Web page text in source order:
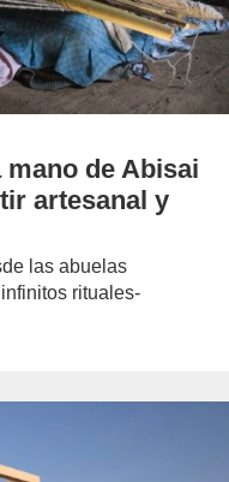
mano de Abisai
artesanal y
las abuelas
rituales-